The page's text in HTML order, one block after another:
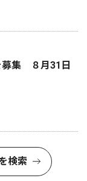
集 ８月31日
検索